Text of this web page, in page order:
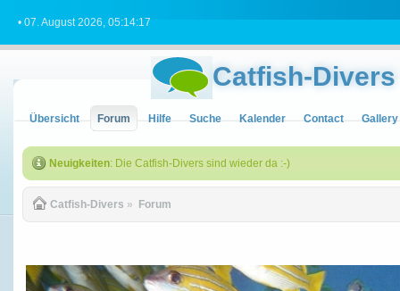
• 07. August 2026, 05:14:17
Catfish-Divers
Übersicht Forum Hilfe Suche Kalender Contact Gallery
Neuigkeiten: Die Catfish-Divers sind wieder da :-)
Catfish-Divers » Forum